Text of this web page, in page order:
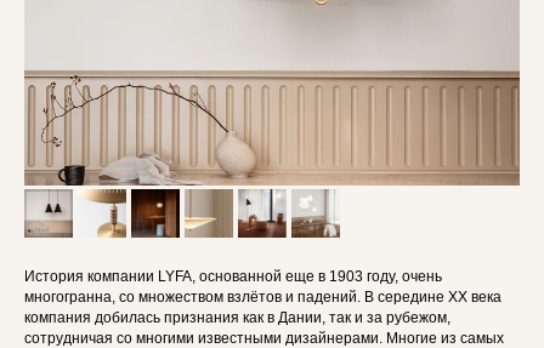
История компании LYFA, основанной еще в 1903 году, очень
многогранна, со множеством взлётов и падений. В середине XX века
компания добилась признания как в Дании, так и за рубежом,
сотрудничая со многими известными дизайнерами. Многие из самых